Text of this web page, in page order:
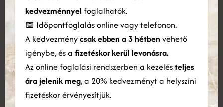
kedvezménnyel foglalhatók.
📅 Időpontfoglalás online vagy telefonon.
A kedvezménycsak ebben a 3 hétben vehető
igénybe, és a fizetéskor kerül levonásra.
Az online foglalási rendszerben a kezelésteljes
ára jelenik meg, a 20% kedvezményt a helyszíni
fizetéskor érvényesítjük.
szabására és a forgalom elemzésére. Webhelyünk Ön általi
használatára vonatkozó információkat megosztjuk hirdetési és
elemző partnereinkkel is, akik egyesíthetik azokat más
információkkal, amelyeket Ön biztosított számukra, vagy
amelyeket a szolgáltatásaik Ön általi használatából gyűjtöttek
össze.
Bővebben
ÖSSZES ELFOGADÁSA
ÖSSZES ELUTASÍTÁSA